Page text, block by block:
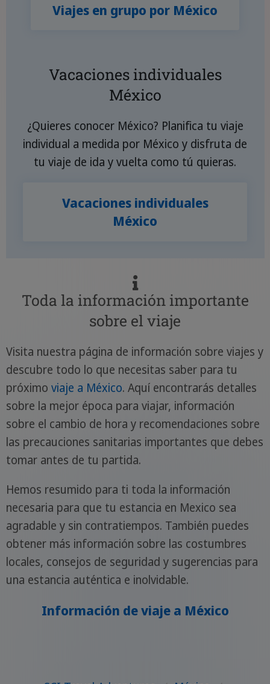
Viajes en grupo por México
Vacaciones individuales
México
¿Quieres conocer México? Planifica tu viaje
individual a medida por México y disfruta de
tu viaje de ida y vuelta como tú quieras.
Vacaciones individuales
México
Toda la información importante
sobre el viaje
Visita nuestra página de información sobre viajes y
descubre todo lo que necesitas saber para tu
próximo viaje a México. Aquí encontrarás detalles
sobre la mejor época para viajar, información
sobre el cambio de hora y recomendaciones sobre
las precauciones sanitarias importantes que debes
tomar antes de tu partida.
Hemos resumido para ti toda la información
necesaria para que tu estancia en Mexico sea
agradable y sin contratiempos. También puedes
obtener más información sobre las costumbres
locales, consejos de seguridad y sugerencias para
una estancia auténtica e inolvidable.
Información de viaje a México